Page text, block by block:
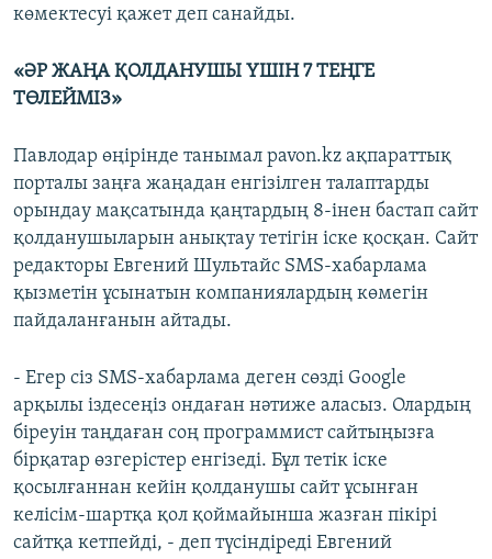
көмектесуі қажет деп санайды.
«ӘР ЖАҢА ҚОЛДАНУШЫ ҮШІН 7 ТЕҢГЕ
ТӨЛЕЙМІЗ»
Павлодар өңірінде танымал pavon.kz ақпараттық
порталы заңға жаңадан енгізілген талаптарды
орындау мақсатында қаңтардың 8-інен бастап сайт
қолданушыларын анықтау тетігін іске қосқан. Сайт
редакторы Евгений Шультайс SMS-хабарлама
қызметін ұсынатын компаниялардың көмегін
пайдаланғанын айтады.
- Егер сіз SMS-хабарлама деген сөзді Google
арқылы іздесеңіз ондаған нәтиже аласыз. Олардың
біреуін таңдаған соң программист сайтыңызға
бірқатар өзгерістер енгізеді. Бұл тетік іске
қосылғаннан кейін қолданушы сайт ұсынған
келісім-шартқа қол қоймайынша жазған пікірі
сайтқа кетпейді, - деп түсіндіреді Евгений